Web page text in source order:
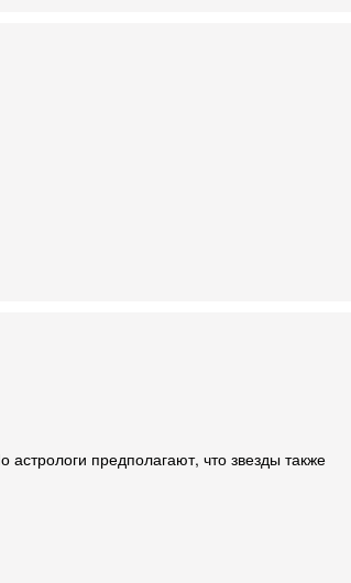
предполагают, что звезды также